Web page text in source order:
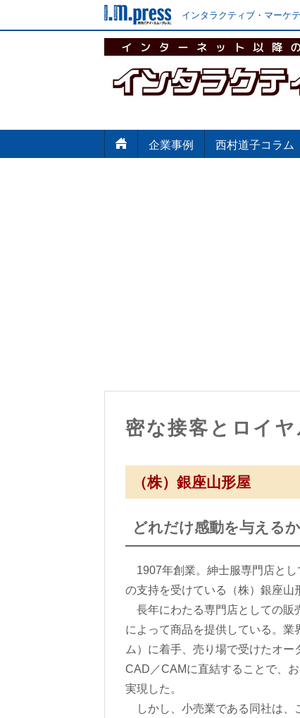
インタラクティブ・マーケ
企業事例 西村道子コラム
密な接客とロイ
（株）銀座山形屋
どれだけ感動を与えるか
1907年創業。紳士服専門店とし
の支持を受けている（株）銀座山
長年にわたる専門店としての販
によって商品を提供している。
ム）に着手、売り場で受けたオ
CAD／CAMに直結することで、
実現した。
しかし、小売業である同社は、